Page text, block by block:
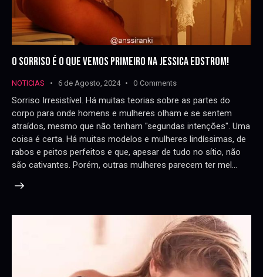
O SORRISO É O QUE VEMOS PRIMEIRO NA JESSICA EDSTROM!
NOTICIAS 6 de Agosto, 2024 0 Comments
Sorriso Irresistível. Há muitas teorias sobre as partes do
corpo para onde homens e mulheres olham e se sentem
atraídos, mesmo que não tenham "segundas intenções". Uma
coisa é certa. Há muitas modelos e mulheres lindíssimas, de
rabos e peitos perfeitos e que, apesar de tudo no sítio, não
são cativantes. Porém, outras mulheres parecem ter mel…